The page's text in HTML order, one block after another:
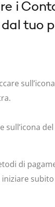
i
tuo
sull’icona
di
iniziare